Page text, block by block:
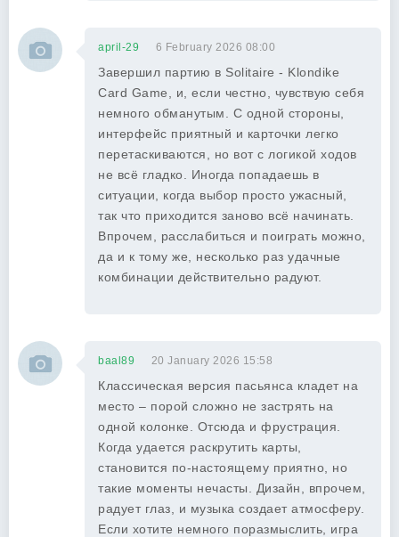
april-29 6 February 2026 08:00
Завершил партию в Solitaire - Klondike
Card Game, и, если честно, чувствую себя
немного обманутым. С одной стороны,
интерфейс приятный и карточки легко
перетаскиваются, но вот с логикой ходов
не всё гладко. Иногда попадаешь в
ситуации, когда выбор просто ужасный,
так что приходится заново всё начинать.
Впрочем, расслабиться и поиграть можно,
да и к тому же, несколько раз удачные
комбинации действительно радуют.
baal89 20 January 2026 15:58
Классическая версия пасьянса кладет на
место – порой сложно не застрять на
одной колонке. Отсюда и фрустрация.
Когда удается раскрутить карты,
становится по-настоящему приятно, но
такие моменты нечасты. Дизайн, впрочем,
радует глаз, и музыка создает атмосферу.
Если хотите немного поразмыслить, игра